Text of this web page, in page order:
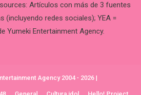
Artículos con más de 3 fuentes
(incluyendo redes sociales); YEA =
Yumeki Entertainment Agency.
Agency 2004 - 2026 |